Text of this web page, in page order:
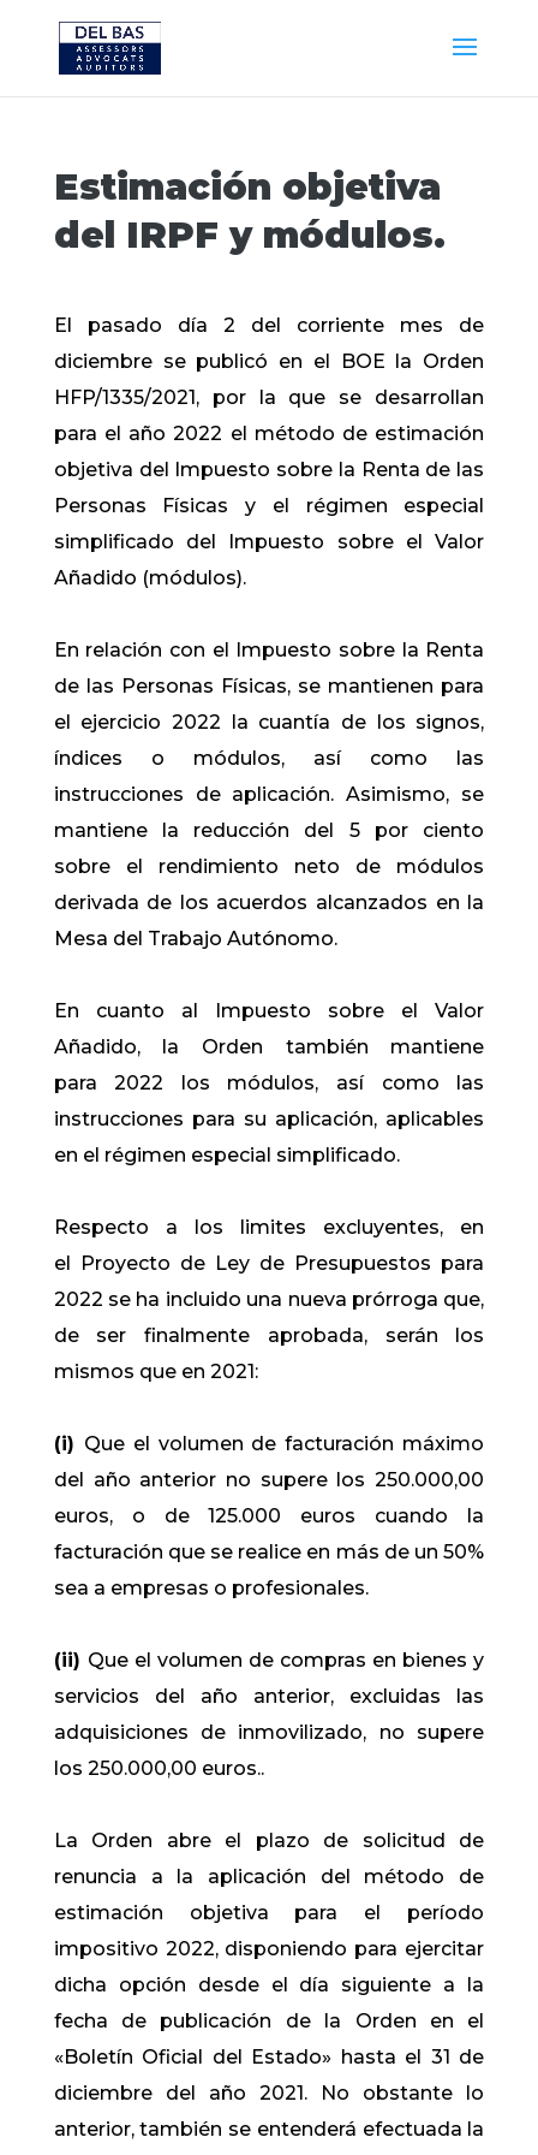
Estimación objetiva
del IRPF y módulos.
El pasado día 2 del corriente mes de
diciembre se publicó en el BOE la Orden
HFP/1335/2021, por la que se desarrollan
para el año 2022 el método de estimación
objetiva del Impuesto sobre la Renta de las
Personas Físicas y el régimen especial
simplificado del Impuesto sobre el Valor
Añadido (módulos).
En relación con el Impuesto sobre la Renta
de las Personas Físicas, se mantienen para
el ejercicio 2022 la cuantía de los signos,
índices o módulos, así como las
instrucciones de aplicación. Asimismo, se
mantiene la reducción del 5 por ciento
sobre el rendimiento neto de módulos
derivada de los acuerdos alcanzados en la
Mesa del Trabajo Autónomo.
En cuanto al Impuesto sobre el Valor
Añadido, la Orden también mantiene
para 2022 los módulos, así como las
instrucciones para su aplicación, aplicables
en el régimen especial simplificado.
Respecto a los limites excluyentes, en
el Proyecto de Ley de Presupuestos para
2022 se ha incluido una nueva prórroga que,
de ser finalmente aprobada, serán los
mismos que en 2021:
(i) Que el volumen de facturación máximo
del año anterior no supere los 250.000,00
euros, o de 125.000 euros cuando la
facturación que se realice en más de un 50%
sea a empresas o profesionales.
(ii) Que el volumen de compras en bienes y
servicios del año anterior, excluidas las
adquisiciones de inmovilizado, no supere
los 250.000,00 euros..
La Orden abre el plazo de solicitud de
renuncia a la aplicación del método de
estimación objetiva para el período
impositivo 2022, disponiendo para ejercitar
dicha opción desde el día siguiente a la
fecha de publicación de la Orden en el
«Boletín Oficial del Estado» hasta el 31 de
diciembre del año 2021. No obstante lo
anterior, también se entenderá efectuada la